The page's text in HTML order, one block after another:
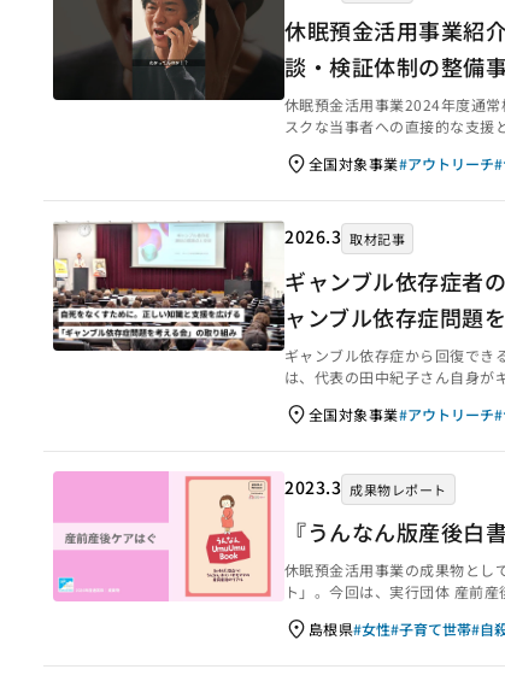
休眠預金活用事業紹
談・検証体制の整備
休眠預金活用事業2024年度通常
スクな当事者への直接的な支援
ンク）■第二話「肩代わりする
全国対象事業#アウトリーチ
2026.3 取材記事
ギャンブル依存症者
ャンブル依存症問題
ギャンブル依存症から回復でき
は、代表の田中紀子さん自身が
とを伝え、当事者が適切な支援
全国対象事業#アウトリーチ
2023.3 成果物レポート
『うんなん版産後白
休眠預金活用事業の成果物とし
ト」。今回は、実行団体 産前
産後一年未満の死亡原因の1位
島根県#女性#子育て世帯#自